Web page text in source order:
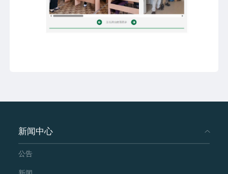
新闻中心
公告